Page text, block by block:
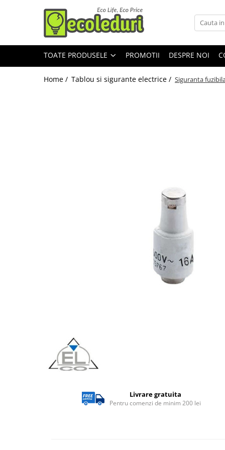
Toate Produsele
Surse de iluminat
Banda LED
Lămpi portabile
miscare,crepuscular,dulii cu
TOATE PRODUSELE PROMOTII DESPRE NOI
Home / Tablou si sigurante electrice / Siguranta
Livrare gratuita
Pentru comenzi de minim 200 lei